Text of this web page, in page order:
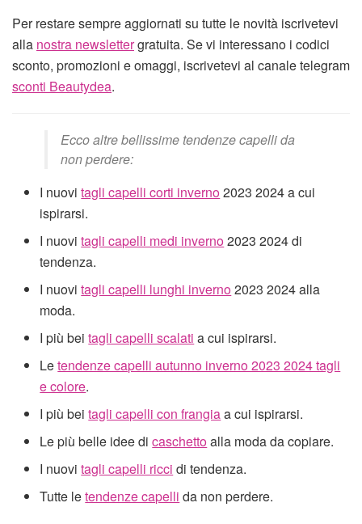
Per restare sempre aggiornati su tutte le novità iscrivetevi
alla nostra newslettergratuita. Se vi interessano i codici
sconto, promozioni e omaggi, iscrivetevi al canale telegram
sconti Beautydea.
Ecco altre bellissime tendenze capelli da
non perdere:
I nuovitagli capelli corti inverno2023 2024 a cui
ispirarsi.
I nuovitagli capelli medi inverno2023 2024 di
tendenza.
I nuovitagli capelli lunghi inverno2023 2024 alla
moda.
I più beitagli capelli scalati a cui ispirarsi.
Letendenze capelli autunno inverno 2023 2024 tagli
e colore.
I più beitagli capelli con frangiaa cui ispirarsi.
Le più belle idee dicaschettoalla moda da copiare.
I nuovitagli capelli ricci di tendenza.
Tutte letendenze capelli da non perdere.